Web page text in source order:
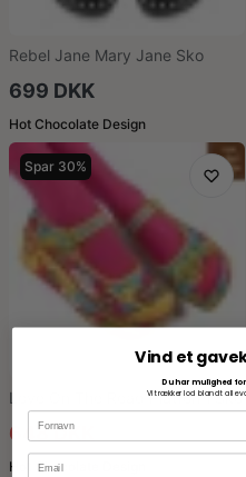
Rebel Jane Mary Jane Sko
699 DKK
Hot Chocolate Design
Spar 30%
Love On The Road Platform Sko
648 DKK
Hot Chocolate Design
Vind et
Du har mulighed
Vi trækker lod blandt alle